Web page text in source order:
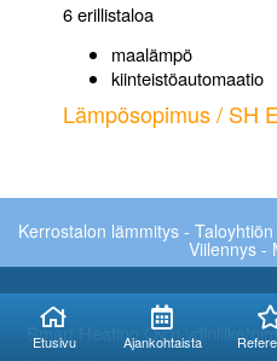
Etusivu Ajankohtaista
6 erillistaloa
maalämpö
kiinteistöautomaatio
Lämpösopimus / SH
Kerrostalon lämmitys -
Viilennys -
Smart Heating Oy:n